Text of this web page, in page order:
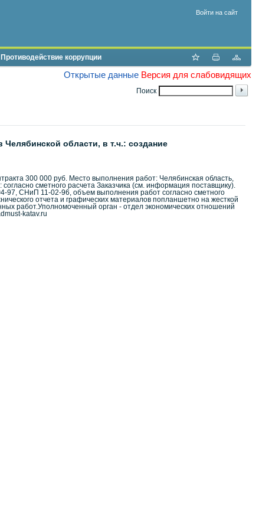
Войти на сайт
Противодействие коррупции
Открытые данные Версия для слабовидящих
Поиск
области, в т.ч.: создание
300 000 руб. Место выполнения работ: Челябинская область,
сметного расчета Заказчика (см. информация поставщику).
97, СНиП 11-02-96, объем выполнения работ согласно сметного
отчета и графических материалов попланшетно на жесткой
работ.Уполномоченный орган - отдел экономических отношений
katav.ru